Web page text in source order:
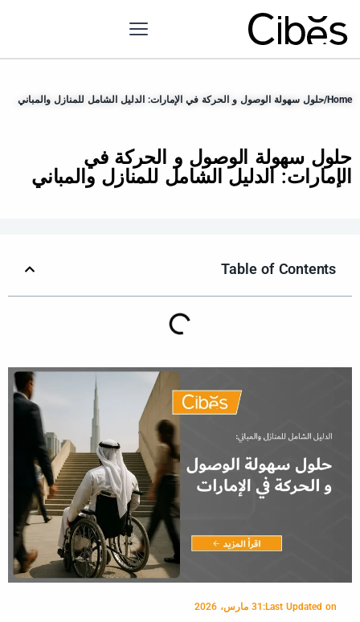
Home
/حلول سهولة الوصول و الحركة في الإمارات: الدليل الشامل للمنازل والمباني
حلول سهولة الوصول و الحركة في
الإمارات: الدليل الشامل للمنازل والمباني
Table of Contents
Last Updated on: 31 مارس، 2026